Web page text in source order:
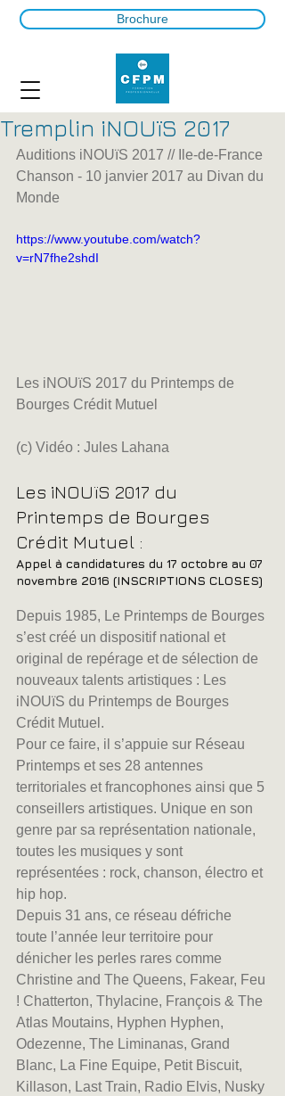
Brochure
Tremplin iNOUïS 2017
Auditions iNOUïS 2017 // Ile-de-France
Chanson - 10 janvier 2017 au Divan du
Monde
https://www.youtube.com/watch?
v=rN7fhe2shdI
Les iNOUïS 2017 du Printemps de
Bourges Crédit Mutuel
(c) Vidéo : Jules Lahana
Les iNOUïS 2017 du
Printemps de Bourges
Crédit Mutuel :
Appel à candidatures du 17 octobre au 07
novembre 2016 (INSCRIPTIONS CLOSES)
Depuis 1985, Le Printemps de Bourges
s’est créé un dispositif national et
original de repérage et de sélection de
nouveaux talents artistiques : Les
iNOUïS du Printemps de Bourges
Crédit Mutuel.
Pour ce faire, il s’appuie sur Réseau
Printemps et ses 28 antennes
territoriales et francophones ainsi que 5
conseillers artistiques. Unique en son
genre par sa représentation nationale,
toutes les musiques y sont
représentées : rock, chanson, électro et
hip hop.
Depuis 31 ans, ce réseau défriche
toute l’année leur territoire pour
dénicher les perles rares comme
Christine and The Queens, Fakear, Feu
! Chatterton, Thylacine, François & The
Atlas Moutains, Hyphen Hyphen,
Odezenne, The Liminanas, Grand
Blanc, La Fine Equipe, Petit Biscuit,
Killason, Last Train, Radio Elvis, Nusky